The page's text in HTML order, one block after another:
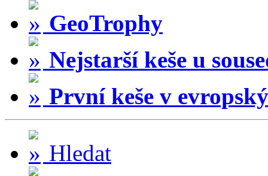
GeoTrophy
Nejstarší keše u
První keše v
Hledat